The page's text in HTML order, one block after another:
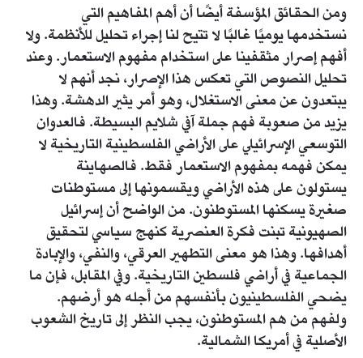
ومن الحقائق المؤسفة أيضًا أن أهم المفاهيم التي
نستخدمها يوميًا غالبًا لا تتيح لنا إجراء تحليل للأنظمة. ولا
أفهم إصرار مثقفينا على استخدام مفهوم الاستعمار. وعند
تحليل النصوص التي تعكس هذا الإصرار، نجد أنهم لا
يبتعدون عن معنى الاستغلال، وهو أمر يثير الدهشة. وهذا
يزيد من صعوبة فهم جملة آفي شلايم البسيطة. فالعدوان
التوسعي الإسرائيلي على الأراضي الفلسطينية التاريخية لا
يمكن فهمه بمفهوم الاستعمار فقط. فالصهاينة
يستولون على هذه الأراضي ويقسمونها إلى مستوطنات
صغيرة يسكنها المستوطنون. من الواضح أن إسرائيل
الصهيونية تبنت فكرة العنصرية كنهج سياسي لتحقيق
أهدافها. وهذا هو معنى التطهير العرقي، والنفي، والإبادة
الجماعية في أراضي فلسطين التاريخية. وفي المقابل، فإن ما
يضحي الفلسطينيون بأنفسهم من أجله هو أرضهم.
ولفهم من هم المستوطنون، يجب النظر إلى تاريخ الشعوب
الأصلية في أمريكا الشمالية.